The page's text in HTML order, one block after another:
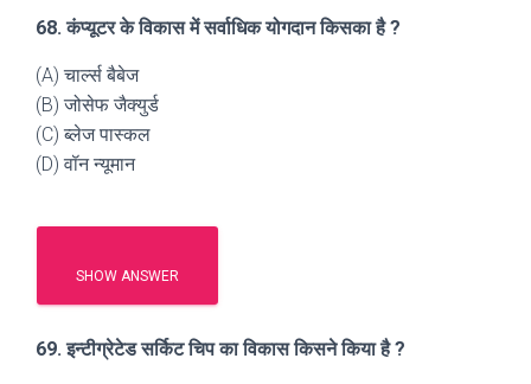
68. कंप्यूटर के विकास में सर्वाधिक योगदान किसका है ?
(A) चार्ल्स बैबेज
(B) जोसेफ जैक्युर्ड
(C) ब्लेज पास्कल
(D) वॉन न्यूमान
SHOW ANSWER
69. इन्टीग्रेटेड सर्किट चिप का विकास किसने किया है ?